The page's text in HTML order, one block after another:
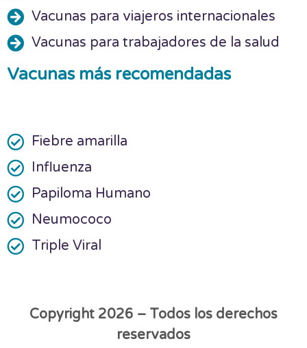
Vacunas para viajeros internacionales
Vacunas para trabajadores de la salud
Vacunas más recomendadas
Fiebre amarilla
Influenza
Papiloma Humano
Neumococo
Triple Viral
Copyright 2026 – Todos los derechos
reservados